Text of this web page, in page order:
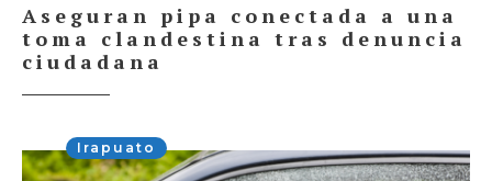
Aseguran pipa conectada a una
toma clandestina tras denuncia
ciudadana
Irapuato